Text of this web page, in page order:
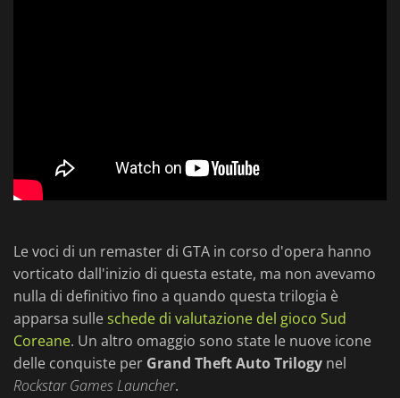
Le voci di un remaster di GTA in corso d'opera hanno
vorticato dall'inizio di questa estate, ma non avevamo
nulla di definitivo fino a quando questa trilogia è
apparsa sulleschede di valutazione del gioco Sud
Coreane. Un altro omaggio sono state le nuove icone
delle conquiste per Grand Theft Auto Trilogy nel
Rockstar Games Launcher.